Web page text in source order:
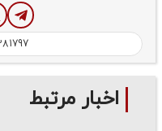
اخبار مرتبط